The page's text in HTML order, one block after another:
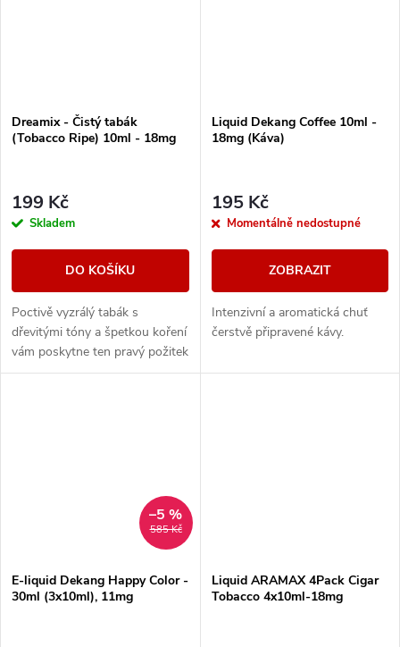
Dreamix - Čistý tabák
(Tobacco Ripe) 10ml - 18mg
199 Kč
Skladem
DO KOŠÍKU
Poctivě vyzrálý tabák s
dřevitými tóny a špetkou koření
vám poskytne ten pravý požitek
z vapování vynikající tabákové
Liquid Dekang Coffee 10ml -
18mg (Káva)
195 Kč
Momentálně nedostupné
ZOBRAZIT
Intenzivní a aromatická chuť
čerstvě připravené kávy.
585 Kč
–5 %
E-liquid Dekang Happy Color -
30ml (3x10ml), 11mg
Liquid ARAMAX 4Pack Cigar
Tobacco 4x10ml-18mg